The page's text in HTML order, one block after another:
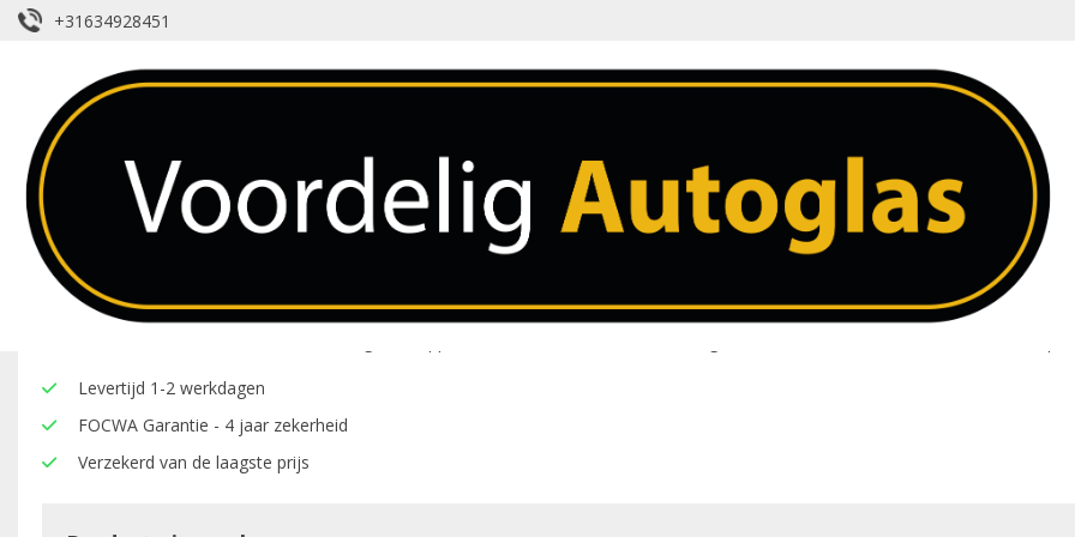
+31634928451
Voorruit – Porsche – 944 -Groen Getint – Groene Zonneband – Antenne – Incaps
Over dit product
Levertijd 1-2 werkdagen
FOCWA Garantie - 4 jaar zekerheid
Verzekerd van de laagste prijs